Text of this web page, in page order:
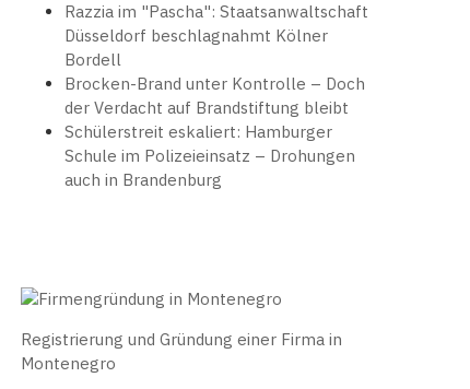
Razzia im "Pascha": Staatsanwaltschaft
Düsseldorf beschlagnahmt Kölner
Bordell
Brocken-Brand unter Kontrolle – Doch
der Verdacht auf Brandstiftung bleibt
Schülerstreit eskaliert: Hamburger
Schule im Polizeieinsatz – Drohungen
auch in Brandenburg
Registrierung und Gründung einer Firma in
Montenegro